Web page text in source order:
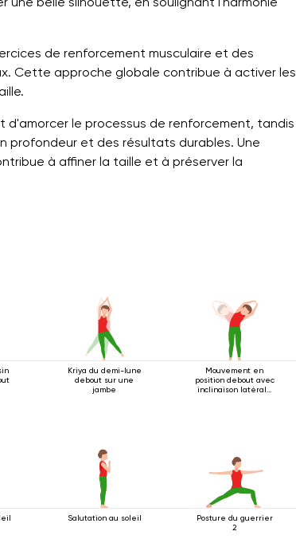
de renforcement musculaire et des
Cette approche globale contribue à activer les
le processus de renforcement, tandis
profondeur et des résultats durables. Une
à affiner la taille et à préserver la
Kriya du demi-lune
debout sur une
jambe
Mouvement en
position debout avec
inclinaison latérale
Salutation au soleil
Posture du guerrier
2